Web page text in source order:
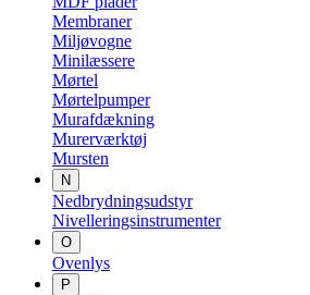
Membraner
Miljøvogne
Minilæssere
Mørtel
Mørtelpumper
Murafdækning
Murerværktøj
Mursten
N
Nedbrydningsudstyr
Nivelleringsinstrumenter
O
Ovenlys
P